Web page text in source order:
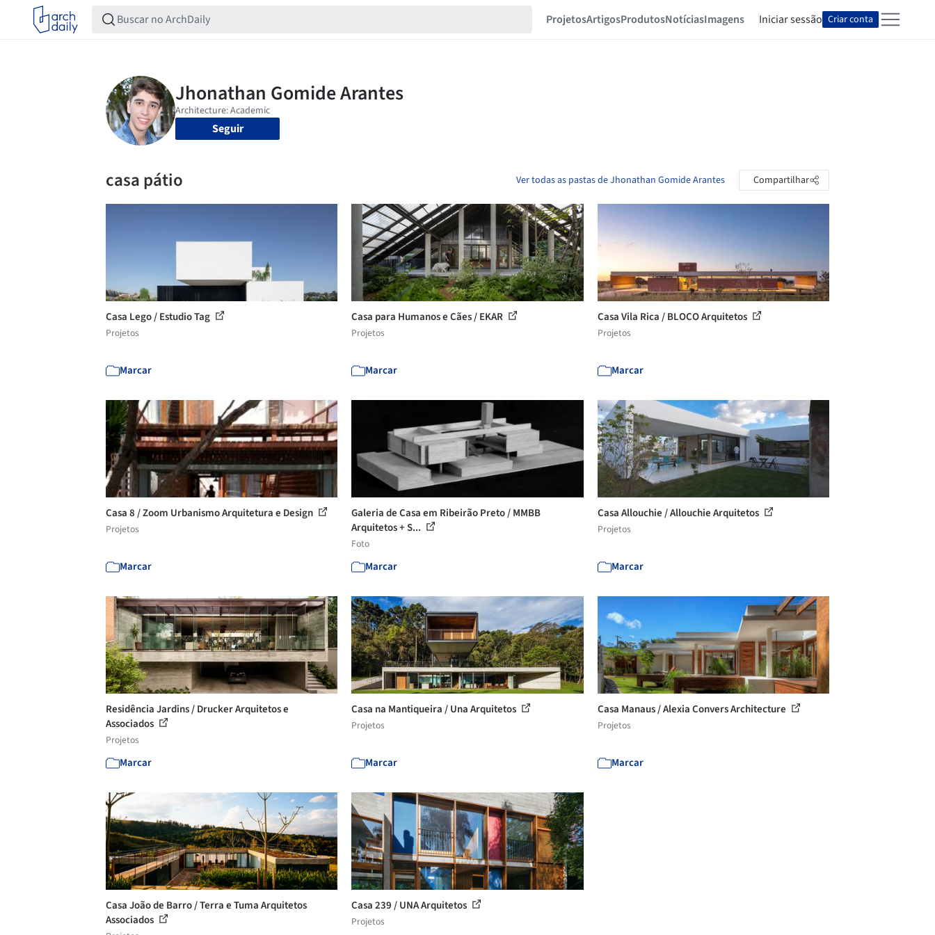
ProjetosArtigosProdutosNotíciasImagens Iniciar sessão Criar conta
Seguir
casa pátio Ver todas as pastas de Jhonathan Gomide Arantes Compartilhar
Casa Lego / Estudio Tag
Projetos
Marcar
Casa para Humanos e Cães / EKAR
Projetos
Marcar
Casa Vila Rica / BLOCO Arquitetos
Projetos
Marcar
Casa 8 / Zoom Urbanismo Arquitetura e Design
Projetos
Marcar
Galeria de Casa em Ribeirão Preto / MMBB
Arquitetos + S...
Foto
Marcar
Casa Allouchie / Allouchie Arquitetos
Projetos
Marcar
Residência Jardins / Drucker Arquitetos e
Associados
Projetos
Marcar
Casa na Mantiqueira / Una Arquitetos
Projetos
Marcar
Casa Manaus / Alexia Convers Architecture
Projetos
Marcar
Casa João de Barro / Terra e Tuma Arquitetos
Associados
Casa 239 / UNA Arquitetos
Projetos